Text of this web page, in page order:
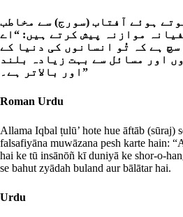
ہوئے آفتاب (سورج) سے مخاطب
موازنہ پیش کرتے ہیں: “اے
ہے کہ تُو انسانوں کی دنیا کے
اور مسائل سے بہت زیادہ بلند
اور بالاتر ہے۔”
Roman Urdu
Allama Iqbal ṭulū’ hote hue āftāb (sūraj)
falsafiyāna muwāzana pesh karte hain:
hai ke tū insānōñ kī duniyā ke shor-o-
se bahut zyādah buland aur bālātar hai.
Urdu